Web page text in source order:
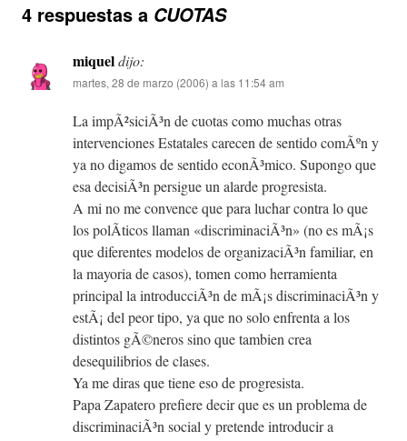
4 respuestas a CUOTAS
miqueldijo:
martes, 28 de marzo (2006) a las 11:54 am
La impÃ²siciÃ³n de cuotas como muchas otras
intervenciones Estatales carecen de sentido comÃºn y
ya no digamos de sentido econÃ³mico. Supongo que
esa decisiÃ³n persigue un alarde progresista.
A mi no me convence que para luchar contra lo que
los polÃ­ticos llaman «discriminaciÃ³n» (no es mÃ¡s
que diferentes modelos de organizaciÃ³n familiar, en
la mayoria de casos), tomen como herramienta
principal la introducciÃ³n de mÃ¡s discriminaciÃ³n y
estÃ¡ del peor tipo, ya que no solo enfrenta a los
distintos gÃ©neros sino que tambien crea
desequilibrios de clases.
Ya me diras que tiene eso de progresista.
Papa Zapatero prefiere decir que es un problema de
discriminaciÃ³n social y pretende introducir a